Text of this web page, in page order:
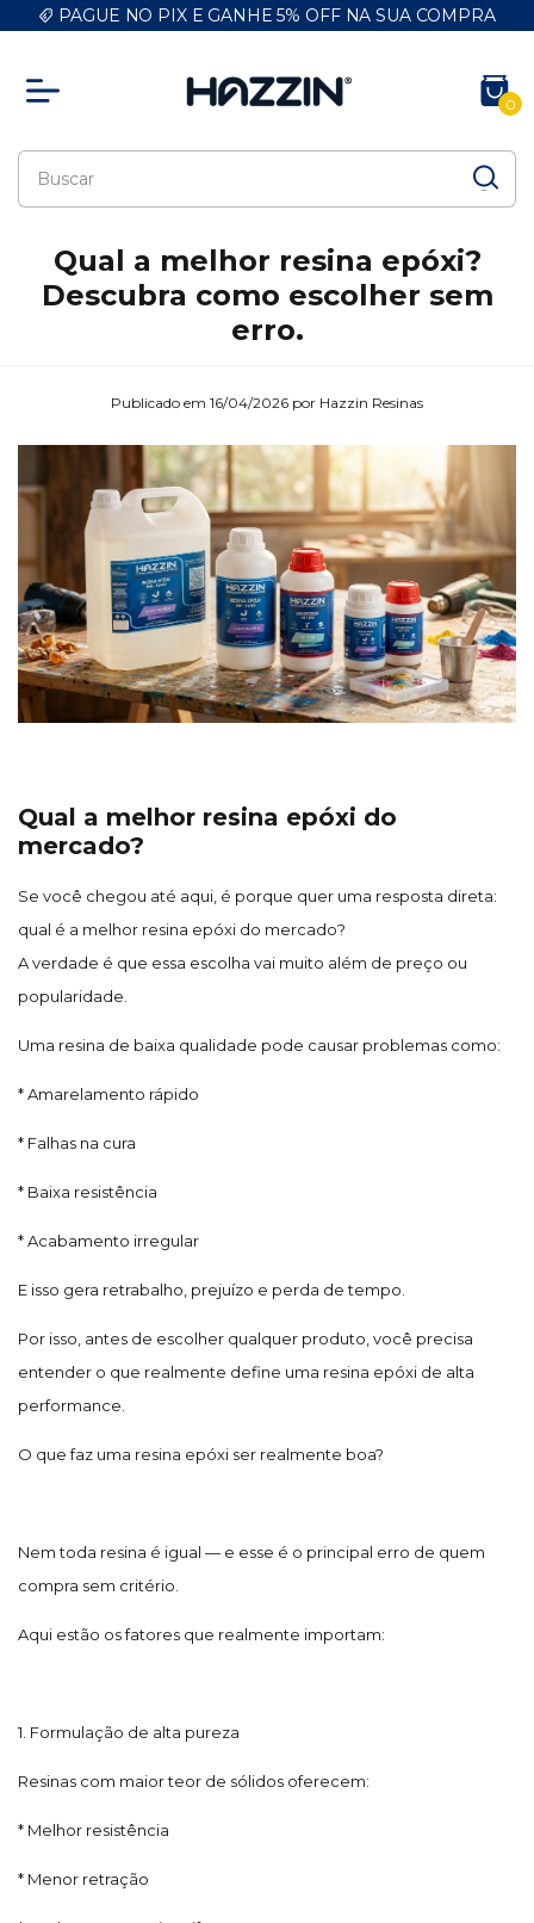
PAGUE NO PIX E GANHE 5% OFF NA SUA COMPRA
0
Qual a melhor resina epóxi?
Descubra como escolher sem
erro.
Publicado em 16/04/2026 por Hazzin Resinas
Qual a melhor resina epóxi do
mercado?
Se você chegou até aqui, é porque quer uma resposta direta:
qual é a melhor resina epóxi do mercado?
A verdade é que essa escolha vai muito além de preço ou
popularidade.
Uma resina de baixa qualidade pode causar problemas como:
* Amarelamento rápido
* Falhas na cura
* Baixa resistência
* Acabamento irregular
E isso gera retrabalho, prejuízo e perda de tempo.
Por isso, antes de escolher qualquer produto, você precisa
entender o que realmente define uma resina epóxi de alta
performance.
O que faz uma resina epóxi ser realmente boa?
Nem toda resina é igual — e esse é o principal erro de quem
compra sem critério.
Aqui estão os fatores que realmente importam:
1. Formulação de alta pureza
Resinas com maior teor de sólidos oferecem:
* Melhor resistência
* Menor retração